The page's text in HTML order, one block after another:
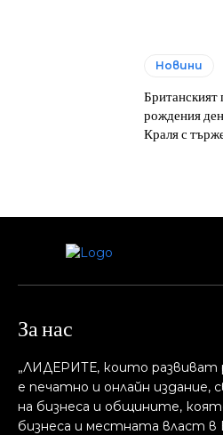
Новини
Британският
рождения
Краля с
За нас
„ЛИДЕРИТЕ, които развиват
е печатно и онлайн издание,
на бизнеса и общините,
бизнесa и местната власт в